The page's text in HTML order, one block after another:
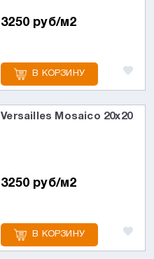
3250 руб/м2
В КОРЗИНУ
Versailles Mosaico 20х20
3250 руб/м2
В КОРЗИНУ